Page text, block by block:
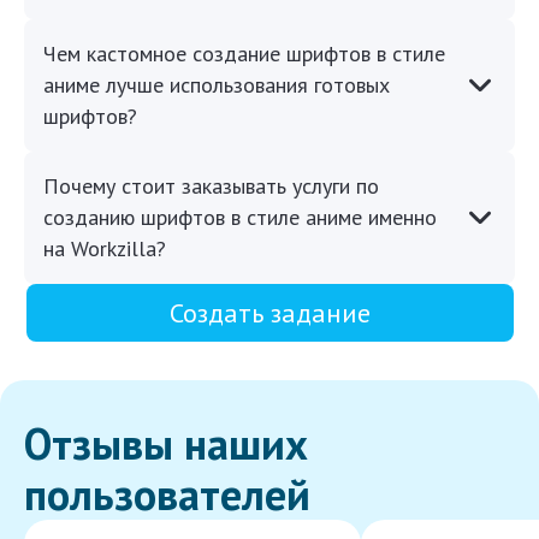
Чем кастомное создание шрифтов в стиле
аниме лучше использования готовых
шрифтов?
Почему стоит заказывать услуги по
созданию шрифтов в стиле аниме именно
на Workzilla?
Создать задание
Отзывы наших
пользователей